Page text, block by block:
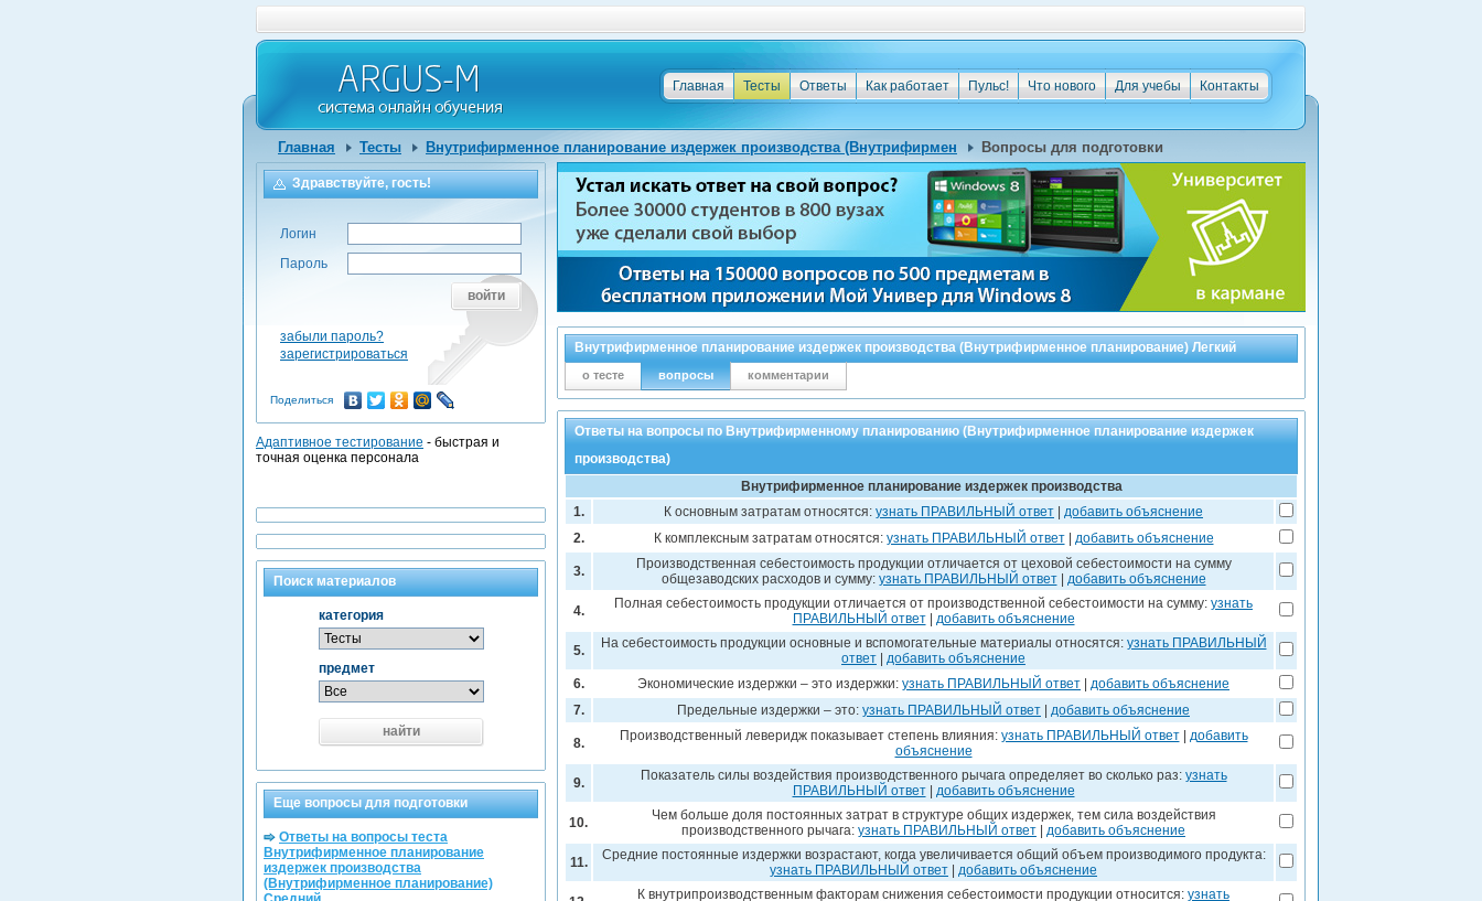
Контакты
Для учебы
Что нового
Пульс!
Как работает
Ответы
Тесты
Главная
Главная Тесты Внутрифирменное планирование издержек производства (Внутрифирмен Вопросы для подготовки
Внутрифирменное планирование издержек производства (Внутрифирменное планирование) Легкий
о тесте вопросы комментарии
Ответы на вопросы по Внутрифирменному планированию (Внутрифирменное планирование издержек
производства)
Внутрифирменное планирование издержек производства
1.
К основным затратам относятся: узнать ПРАВИЛЬНЫЙ ответ
добавить объяснение
2.
К комплексным затратам относятся: узнать ПРАВИЛЬНЫЙ ответ| добавить объяснение
3.
Производственная себестоимость продукции отличается от цеховой себестоимости на сумму
общезаводских расходов и сумму: узнать ПРАВИЛЬНЫЙ ответ| добавить объяснение
4. Полная себестоимость продукции отличается от производственной себестоимости на сумму: узнать
ПРАВИЛЬНЫЙ ответ| добавить объяснение
5. На себестоимость продукции основные и вспомогательные материалы относятся: узнать ПРАВИЛЬНЫЙ
ответ
добавить объяснение
6.
Экономические издержки – это издержки: узнать ПРАВИЛЬНЫЙ ответ
добавить объяснение
7.
Предельные издержки – это: узнать ПРАВИЛЬНЫЙ ответ добавить объяснение
8. Производственный леверидж показывает степень влияния: узнать ПРАВИЛЬНЫЙ ответ| добавить
объяснение
9. Показатель силы воздействия производственного рычага определяет во сколько раз: узнать
ПРАВИЛЬНЫЙ ответ| добавить объяснение
10.
Чем больше доля постоянных затрат в структуре общих издержек, тем сила воздействия
производственного рычага: узнать ПРАВИЛЬНЫЙ ответ добавить объяснение
11.
Средние постоянные издержки возрастают, когда увеличивается общий объем производимого продукта:
узнать ПРАВИЛЬНЫЙ ответ
добавить объяснение
К внутрипроизводственным факторам снижения себестоимости продукции относится: узнать
Здравствуйте, гость!
Логин
Пароль
войти
забыли пароль?
зарегистрироваться
Поделиться
Адаптивное тестирование - быстрая и
точная оценка персонала
Поиск материалов
категория
предмет
найти
Еще вопросы для подготовки
Ответы на вопросы теста
Внутрифирменное планирование
издержек производства
(Внутрифирменное планирование)